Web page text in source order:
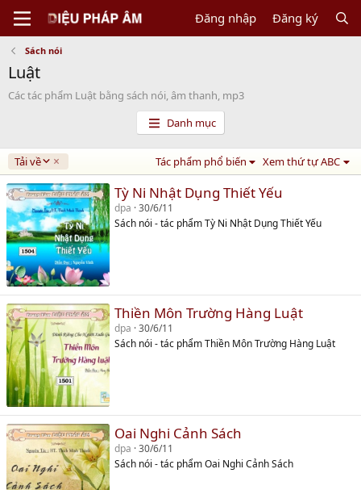
Đăng nhập Đăng ký
Sách nói
Luật
Các tác phẩm Luật bằng sách nói, âm thanh, mp3
Danh mục
Tải về
D
e
s
c
e
n
d
i
n
g
Tác phẩm phổ biến Xem thứ tự ABC
Tỳ Ni Nhật Dụng Thiết Yếu
dpa 30/6/11
Sách nói - tác phẩm Tỳ Ni Nhật Dụng Thiết Yếu
Thiền Môn Trường Hàng Luật
dpa 30/6/11
Sách nói - tác phẩm Thiền Môn Trường Hàng Luật
Oai Nghi Cảnh Sách
dpa 30/6/11
Sách nói - tác phẩm Oai Nghi Cảnh Sách